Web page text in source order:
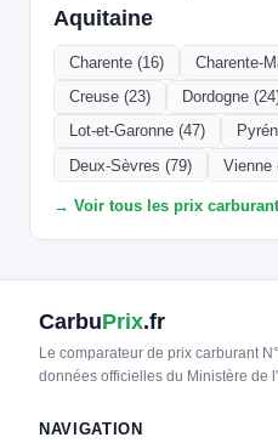
Aquitaine
Charente (16) Charente-
Creuse (23)
Dordogne
Lot-et-Garonne (47)
Deux-Sèvres (79)
Vienne
→ Voir tous les prix
CarbuPrix.fr
Le comparateur de prix carburant
données officielles du Ministère de
NAVIGATION